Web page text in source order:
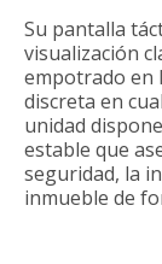
Su pantalla
visualización
empotrado en
discreta en
unidad
estable que
seguridad, la
inmueble de